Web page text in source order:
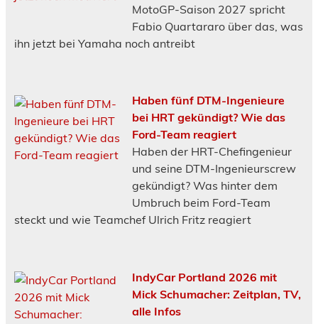
MotoGP-Saison 2027 spricht
Fabio Quartararo über das, was
ihn jetzt bei Yamaha noch antreibt
Haben fünf DTM-Ingenieure
bei HRT gekündigt? Wie das
Ford-Team reagiert
Haben der HRT-Chefingenieur
und seine DTM-Ingenieurscrew
gekündigt? Was hinter dem
Umbruch beim Ford-Team
steckt und wie Teamchef Ulrich Fritz reagiert
IndyCar Portland 2026 mit
Mick Schumacher: Zeitplan, TV,
alle Infos